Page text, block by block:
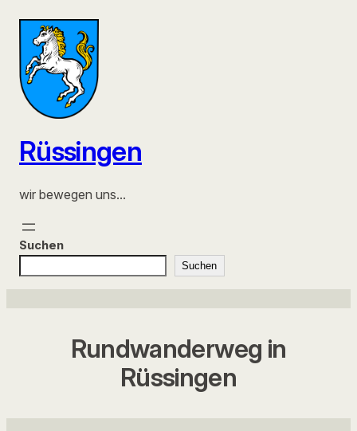
springen
Rüssingen
wir bewegen uns…
Suchen
Suchen
Rundwanderweg in
Rüssingen